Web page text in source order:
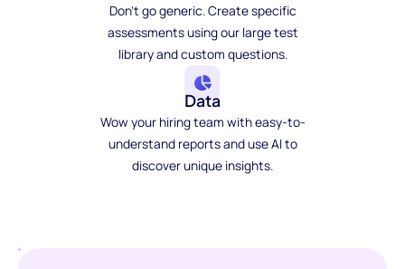
Don't go generic. Create specific
assessments using our large test
library and custom questions.
Data
Wow your hiring team with easy-to-
understand reports and use AI to
discover unique insights.